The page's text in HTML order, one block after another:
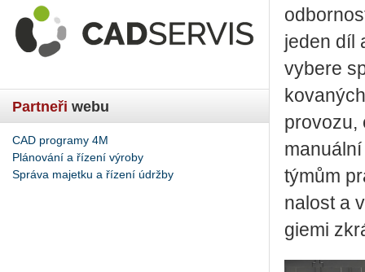
Partneři webu
CAD programy 4M
Plánování a řízení výroby
Správa majetku a řízení údržby
jeden díl
vy­be­re
pro­vo­zu,
týmům
na­lost a
gi­e­mi